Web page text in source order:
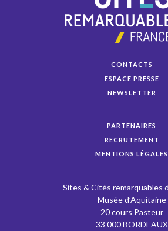
CONTACTS
ESPACE PRESSE
NEWSLETTER
PARTENAIRES
RECRUTEMENT
MENTIONS LÉGALES
Sites & Cités remarquables
Musée d’Aquitaine
20 cours Pasteur
33 000 BORDEAUX